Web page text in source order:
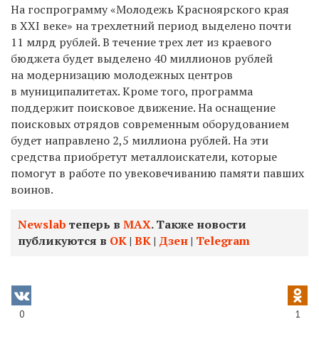
На госпрограмму «Молодежь Красноярского края
в XXI веке» на трехлетний период выделено почти
11 млрд рублей. В течение трех лет из краевого
бюджета будет выделено 40 миллионов рублей
на модернизацию молодежных центров
в муниципалитетах. Кроме того, программа
поддержит поисковое движение. На оснащение
поисковых отрядов современным оборудованием
будет направлено 2,5 миллиона рублей. На эти
средства приобретут металлоискатели, которые
помогут в работе по увековечиванию памяти павших
воинов.
Newslab теперь в МАХ. Также новости
публикуются в ОК| ВК| Дзен| Telegram
0 1